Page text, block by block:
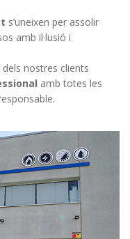
s’uneixen per assolir
amb il·lusió i
nostres clients
amb totes les